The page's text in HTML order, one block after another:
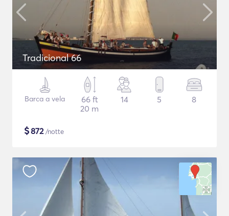
Tradicional 66
Barca a vela
66 ft
20 m
14 5 8
$872/notte